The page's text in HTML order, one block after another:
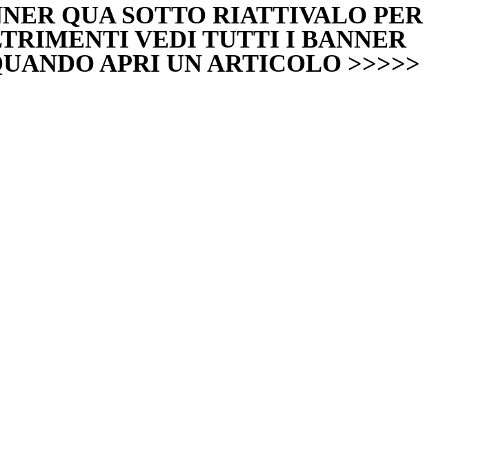
QUA SOTTO RIATTIVALO PER
VEDI TUTTI I BANNER
APRI UN ARTICOLO >>>>>